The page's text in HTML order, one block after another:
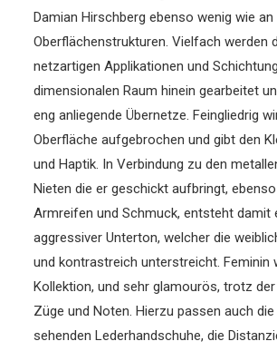
Damian Hirschberg ebenso wenig wie
Oberflächenstrukturen. Vielfach werden
netzartigen Applikationen und
dimensionalen Raum hinein gearbeitet
eng anliegende Übernetze. Feingliedrig
Oberfläche aufgebrochen und gibt den
und Haptik. In Verbindung zu den
Nieten die er geschickt aufbringt,
Armreifen und Schmuck, entsteht damit
aggressiver Unterton, welcher die
und kontrastreich unterstreicht. Feminin
Kollektion, und sehr glamourös, trotz
Züge und Noten. Hierzu passen auch
sehenden Lederhandschuhe, die